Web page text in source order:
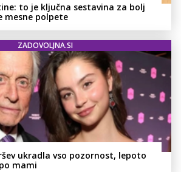
to je ključna sestavina za bolj
mesne polpete
ZADOVOLJNA.SI
ukradla vso pozornost, lepoto
mami